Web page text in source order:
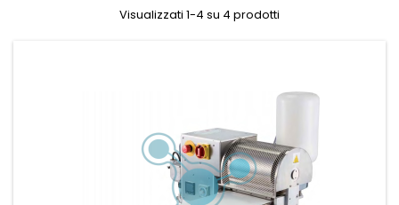
Visualizzati 1-4 su 4 prodotti